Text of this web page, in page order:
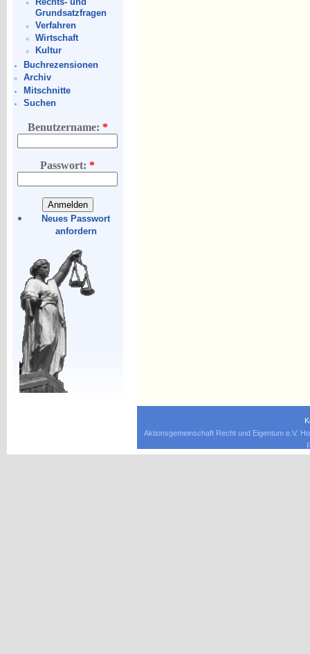
Grundsatzfragen
Verfahren
Wirtschaft
Kultur
Buchrezensionen
Archiv
Mitschnitte
Suchen
Benutzername: *
Passwort:*
Neues Passwort
anfordern
Aktionsgemeinschaft Recht und Eigentum e.V.